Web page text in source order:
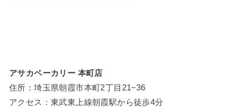
アサカベーカリー 本町店
住所：埼玉県朝霞市本町2丁目21−36
アクセス：東武東上線朝霞駅から徒歩4分